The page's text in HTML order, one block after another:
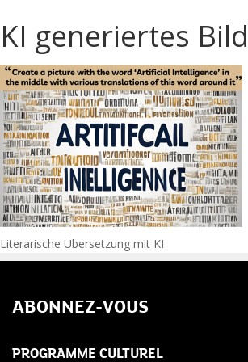
KI generiertes Bild
Navigation
l’article
Literarische Übersetzung mit KI
ABONNEZ-VOUS
PROGRAMME CULTUREL